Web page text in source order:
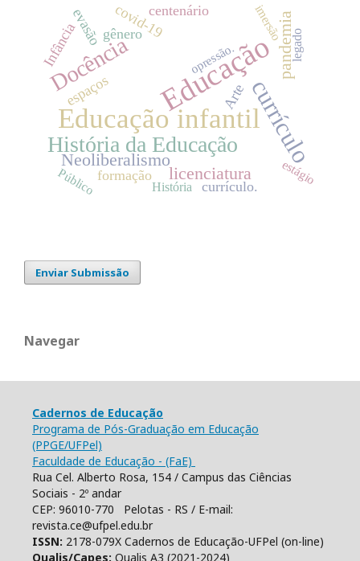
Educação
Educação infantilcurrículo
História da Educação
Docência pandemia
Neoliberalismo
licenciatura
covid-19
currículo.
evasão
Infância
espaços Arte
gênero
centenário
formação
opressão.
Público estágio
imersão
legado
História
Enviar Submissão
Navegar
Cadernos de Educação
Programa de Pós-Graduação em Educação
(PPGE/UFPel)
Faculdade de Educação - (FaE)
Rua Cel. Alberto Rosa, 154 / Campus das Ciências
Sociais - 2º andar
CEP: 96010-770 Pelotas - RS / E-mail:
revista.ce@ufpel.edu.br
ISSN: 2178-079X Cadernos de Educação-UFPel (on-line)
Qualis/Capes: Qualis A3 (2021-2024)